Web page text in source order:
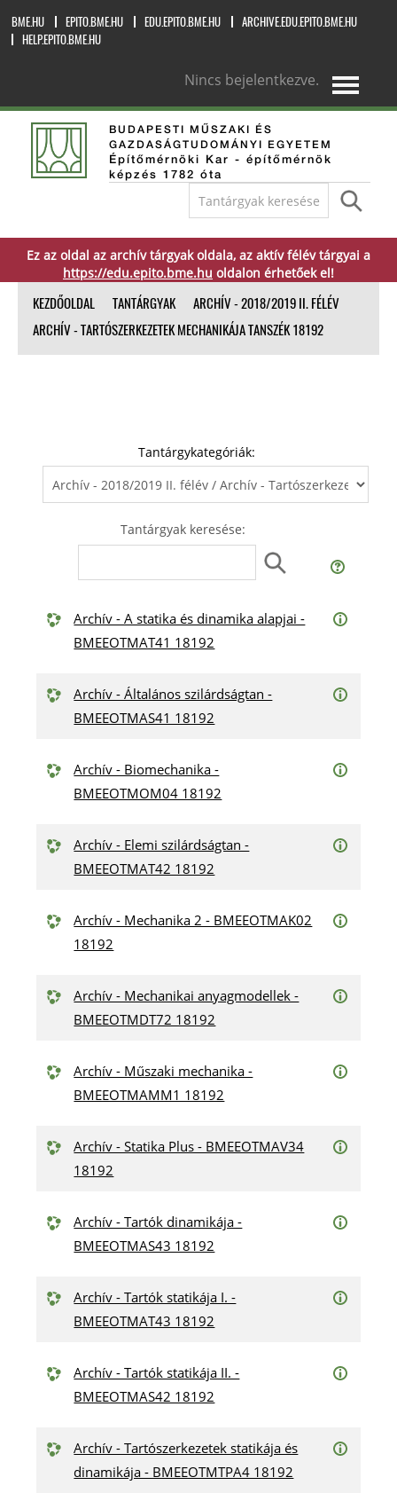
BME.HU EPITO.BME.HU EDU.EPITO.BME.HU
ARCHIVE.EDU.EPITO.BME.HU
HELP.EPITO.BME.HU
Nincs bejelentkezve.
BUDAPESTI MŰSZAKI ÉS
GAZDASÁGTUDOMÁNYI EGYETEM
Építőmérnöki Kar - építőmérnök
képzés 1782 óta
Ez az oldal az archív tárgyak oldala, az aktív félév tárgyai a
https://edu.epito.bme.hu oldalon érhetőek el!
KEZDŐOLDAL TANTÁRGYAK
ARCHÍV - 2018/2019 II. FÉLÉV
ARCHÍV - TARTÓSZERKEZETEK MECHANIKÁJA TANSZÉK 18192
Tantárgykategóriák:
Tantárgyak keresése:
Archív - A statika és dinamika alapjai -
BMEEOTMAT41 18192
Archív - Általános szilárdságtan -
BMEEOTMAS41 18192
Archív - Biomechanika -
BMEEOTMOM04 18192
Archív - Elemi szilárdságtan -
BMEEOTMAT42 18192
Archív - Mechanika 2 - BMEEOTMAK02
18192
Archív - Mechanikai anyagmodellek -
BMEEOTMDT72 18192
Archív - Műszaki mechanika -
BMEEOTMAMM1 18192
Archív - Statika Plus - BMEEOTMAV34
18192
Archív - Tartók dinamikája -
BMEEOTMAS43 18192
Archív - Tartók statikája I. -
BMEEOTMAT43 18192
Archív - Tartók statikája II. -
BMEEOTMAS42 18192
Archív - Tartószerkezetek statikája és
dinamikája - BMEEOTMTPA4 18192